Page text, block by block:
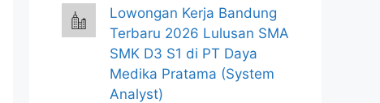
Lowongan Kerja Bandung
Terbaru 2026 Lulusan SMA
SMK D3 S1 di PT Daya
Medika Pratama (System
Analyst)